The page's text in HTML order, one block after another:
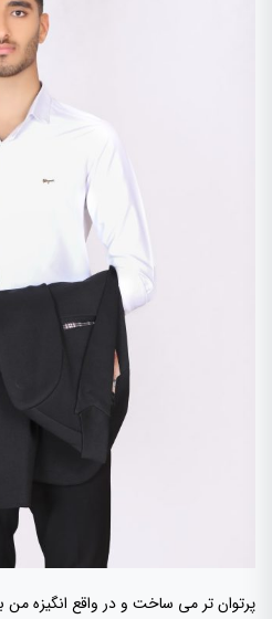
پرتوان تر می ساخت و در واقع انگیزه من